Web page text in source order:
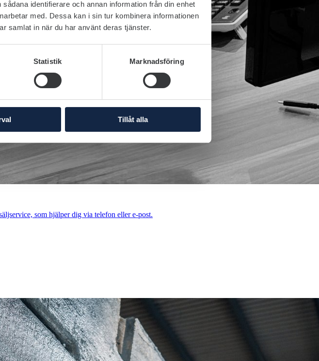
identifierare och annan information från din enhet
med. Dessa kan i sin tur kombinera informationen
samlat in när du har använt deras tjänster.
Statistik Marknadsföring
Tillåt alla
som hjälper dig via telefon eller e-post.